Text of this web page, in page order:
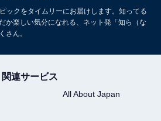
ックをタイムリーにお届けします。知ってる
か楽しい気分になれる、ネット発「知ら（な
さん。
関連サービス
All About Japan